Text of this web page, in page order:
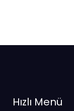
Hızlı Menü